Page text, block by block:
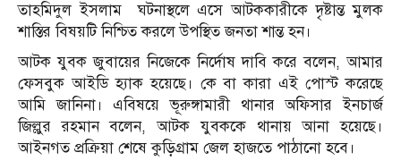
তাহমিদুল ইসলাম ঘটনাস্থলে এসে আটককারীকে দৃষ্টান্ত মুলক
শাস্তির বিষয়টি নিশ্চিত করলে উপস্থিত জনতা শান্ত হন।
আটক যুবক জুবায়ের নিজেকে নির্দোষ দাবি করে বলেন, আমার
ফেসবুক আইডি হ‍্যাক হয়েছে। কে বা কারা এই পোস্ট করেছে
আমি জানিনা। এবিষয়ে ভূরুঙ্গামারী থানার অফিসার ইনচার্জ
জিল্লুর রহমান বলেন, আটক যুবককে থানায় আনা হয়েছে।
আইনগত প্রক্রিয়া শেষে কুড়িগ্রাম জেল হাজতে পাঠানো হবে।